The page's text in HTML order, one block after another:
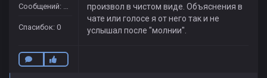
Сообщений: 12
Спасибок: 0
произвол в чистом виде. Объяснения в
чате или голосе я от него так и не
услышал после "молнии".